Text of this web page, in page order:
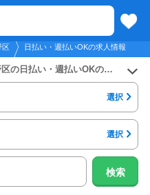
メニュー
区 日払い・週払いOKの求人情報
イト・アルバイト・パートの求人募集情報
選択
選択
検索